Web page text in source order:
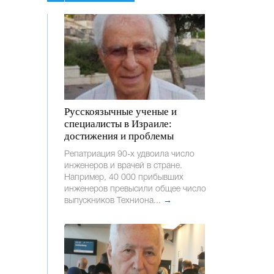
Русскоязычные ученые и
специалисты в Израиле:
достижения и проблемы
Репатриация 90-х удвоила число
инженеров и врачей в стране.
Например, 40 000 прибывших
инженеров превысили общее число
выпускников Техниона... →